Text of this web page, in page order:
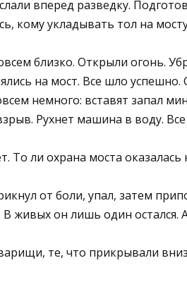
вперед разведку.
кому укладывать тол на
близко. Открыли огонь.
на мост. Все шло успешно.
немного: вставят запал
Рухнет машина в воду.
ли охрана моста оказалась
от боли, упал, затем
живых он лишь один остался.
те, что прикрывали